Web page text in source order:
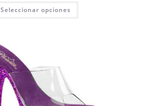
Seleccionar opciones